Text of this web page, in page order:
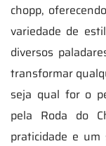
chopp,
variedade de
diversos
transformar
seja qual for o
pela Roda do
praticidade e um